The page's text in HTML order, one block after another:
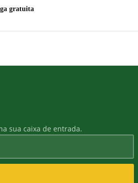
gratuita
sua caixa de entrada.